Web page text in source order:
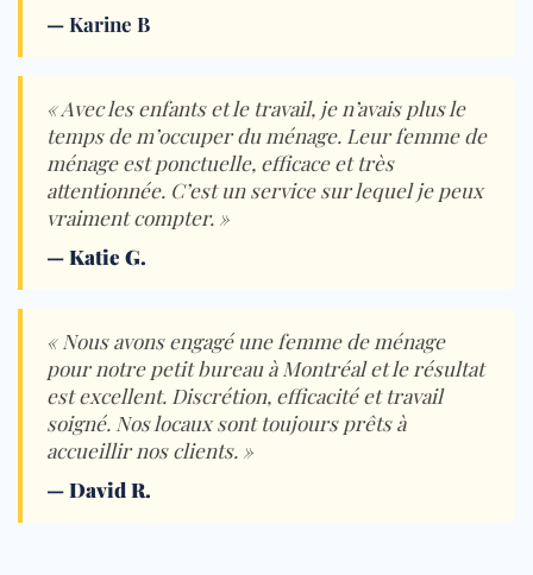
— Karine B
« Avec les enfants et le travail, je n’avais plus le
temps de m’occuper du ménage. Leur femme de
ménage est ponctuelle, efficace et très
attentionnée. C’est un service sur lequel je peux
vraiment compter. »
—Katie G.
« Nous avons engagé une femme de ménage
pour notre petit bureau à Montréal et le résultat
est excellent. Discrétion, efficacité et travail
soigné. Nos locaux sont toujours prêts à
accueillir nos clients. »
—David R.